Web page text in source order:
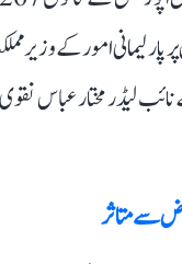
امور کے وزیر
لیڈر مختار عباس